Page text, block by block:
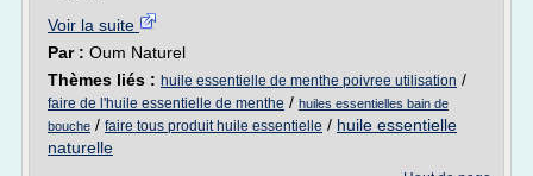
Voir la suite
Par : Oum Naturel
Thèmes liés : huile essentielle de menthe poivree utilisation /
faire de l'huile essentielle de menthe / huiles essentielles bain de
bouche / faire tous produit huile essentielle / huile essentielle
naturelle